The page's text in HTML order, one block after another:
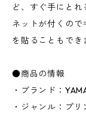
ど、すぐ手にと
ネットが付くの
を貼ることもでき
●商品の情報
・ブランド：
・ジャンル：プリ